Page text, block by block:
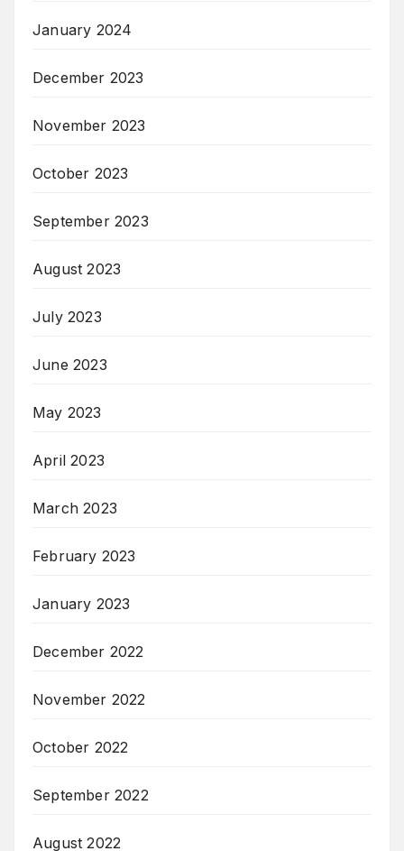
January 2024
December 2023
November 2023
October 2023
September 2023
August 2023
July 2023
June 2023
May 2023
April 2023
March 2023
February 2023
January 2023
December 2022
November 2022
October 2022
September 2022
August 2022